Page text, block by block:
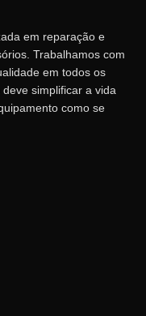
em reparação e
Trabalhamos com
em todos os
simplificar a vida
como se